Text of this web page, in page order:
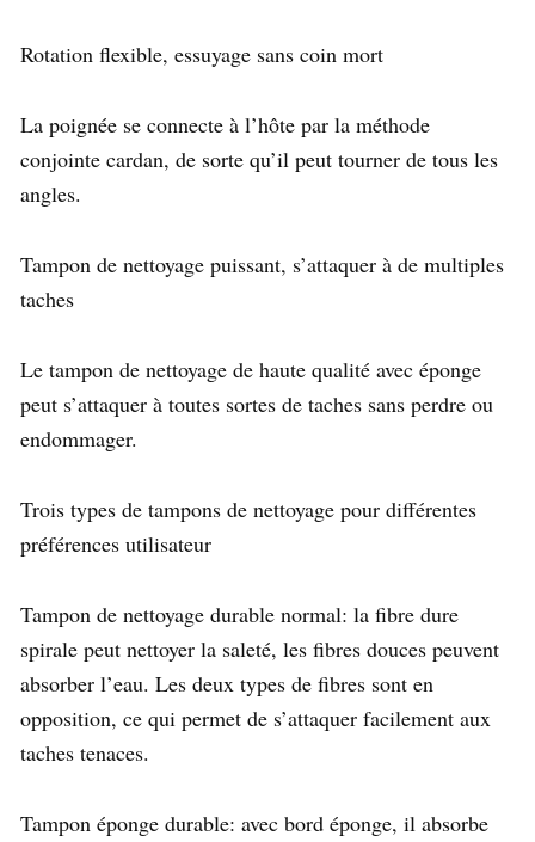
Rotation flexible, essuyage sans coin mort
La poignée se connecte à l’hôte par la méthode
conjointe cardan, de sorte qu’il peut tourner de tous les
angles.
Tampon de nettoyage puissant, s’attaquer à de multiples
taches
Le tampon de nettoyage de haute qualité avec éponge
peut s’attaquer à toutes sortes de taches sans perdre ou
endommager.
Trois types de tampons de nettoyage pour différentes
préférences utilisateur
Tampon de nettoyage durable normal: la fibre dure
spirale peut nettoyer la saleté, les fibres douces peuvent
absorber l’eau. Les deux types de fibres sont en
opposition, ce qui permet de s’attaquer facilement aux
taches tenaces.
Tampon éponge durable: avec bord éponge, il absorbe